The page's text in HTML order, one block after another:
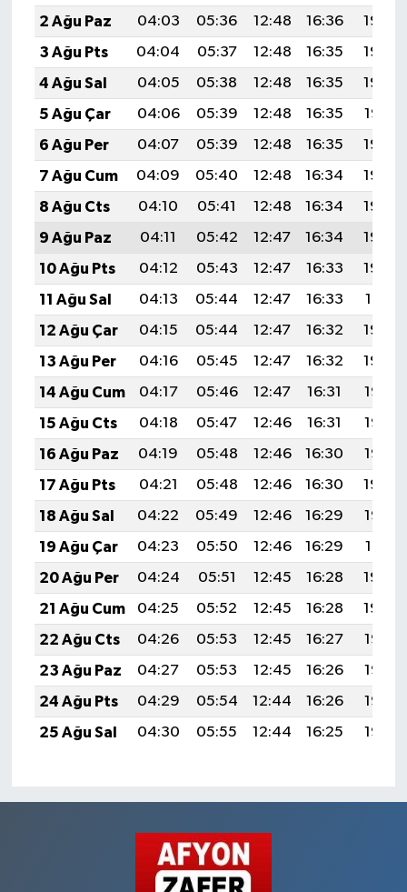
2 Ağu Paz
04:03 05:36 12:48 16:36
19:50
3 Ağu Pts
04:04 05:37 12:48 16:35
19:49
4 Ağu Sal
04:05 05:38 12:48 16:35
19:48
5 Ağu Çar
04:06 05:39 12:48 16:35
19:47
6 Ağu Per
04:07 05:39 12:48 16:35
19:46
7 Ağu Cum
04:09 05:40 12:48 16:34
19:45
8 Ağu Cts
04:10 05:41 12:48 16:34
19:44
9 Ağu Paz
04:11 05:42 12:47 16:34
19:43
10 Ağu Pts
04:12 05:43 12:47 16:33
19:42
11 Ağu Sal
04:13 05:44 12:47 16:33
19:41
12 Ağu Çar
04:15 05:44 12:47 16:32
19:40
13 Ağu Per
04:16 05:45 12:47 16:32
19:39
14 Ağu Cum
04:17 05:46 12:47 16:31
19:37
15 Ağu Cts
04:18 05:47 12:46 16:31
19:36
16 Ağu Paz
04:19 05:48 12:46 16:30
19:35
17 Ağu Pts
04:21 05:48 12:46 16:30
19:34
18 Ağu Sal
04:22 05:49 12:46 16:29
19:32
19 Ağu Çar
04:23 05:50 12:46 16:29
19:31
20 Ağu Per
04:24 05:51 12:45 16:28
19:30
21 Ağu Cum
04:25 05:52 12:45 16:28
19:29
22 Ağu Cts
04:26 05:53 12:45 16:27
19:27
23 Ağu Paz
04:27 05:53 12:45 16:26
19:26
24 Ağu Pts
04:29 05:54 12:44 16:26
19:25
25 Ağu Sal
04:30 05:55 12:44 16:25 19:23